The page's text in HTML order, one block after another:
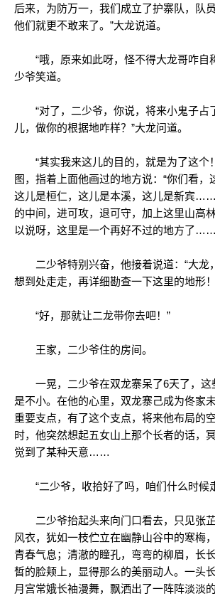
后来，为防万一，我们成立了护寨队，队
他们就更不敢来了。”大龙说道。
“哦，原来如此呀，怪不得大龙哥咋自
少爷笑道。
“对了，二少爷，你说，将来小鬼子占
儿，做你的根据地咋样？”大龙问道。
“其实我来这儿的目的，就是为了这个
图，指着上面他画过的地方说：“你们看，
这儿是桓仁，这儿是本溪，这儿是新宾
的中间，进可攻，退可守，加上这里山高
以说呀，这里是一个再好不过的地方了
二少爷特别兴奋，他接着说道：“大龙
想到处走走，再详细勘查一下这里的地形
“好，那就让二龙带你去吧！”
王家，二少爷住的房间。
一晃，二少爷在双龙寨呆了6天了，这
是不小。在他的心里，双龙寨己成为佟家
重要支点，有了这个支点，将来他布局的
时，他突然想起五女山上那个长者的话，
觉到了某种天意……
“二少爷，收拾好了吗，咱们什么时候
二少爷抬起头来向门口看去，只见张
风衣，犹如一枝伫立在幽静山谷中的寒梅
青春气息；清澈的瞳孔，弯弯的柳眉，长
皙的脸颊上，显得那么的美丽动人。一头
月宫常娥长袖漫舞，飘洒出了一阵阵淡